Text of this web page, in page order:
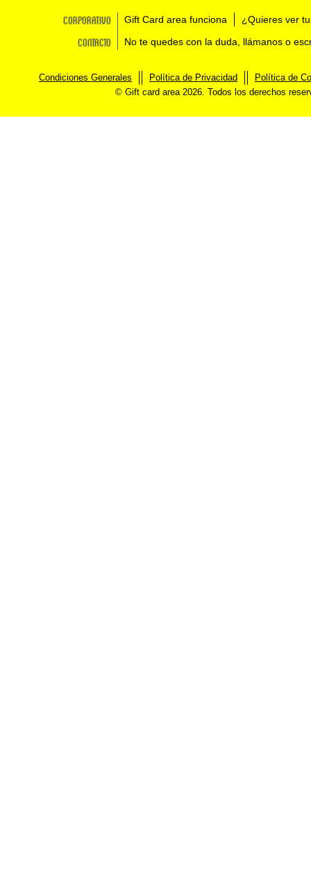
Corporativo Gift Card area funciona ¿Quieres ver
Contacto No te quedes con la duda, llámanos o
Condiciones Generales Política de Privacidad
Política de
© Gift card area 2026. Todos los derechos